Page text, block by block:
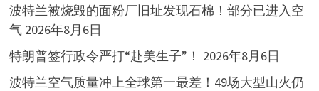
波特兰被烧毁的面粉厂旧址发现石棉！部分已进入空
气 2026年8月6日
特朗普签行政令严打“赴美生子”！ 2026年8月6日
波特兰空气质量冲上全球第一最差！49场大型山火仍